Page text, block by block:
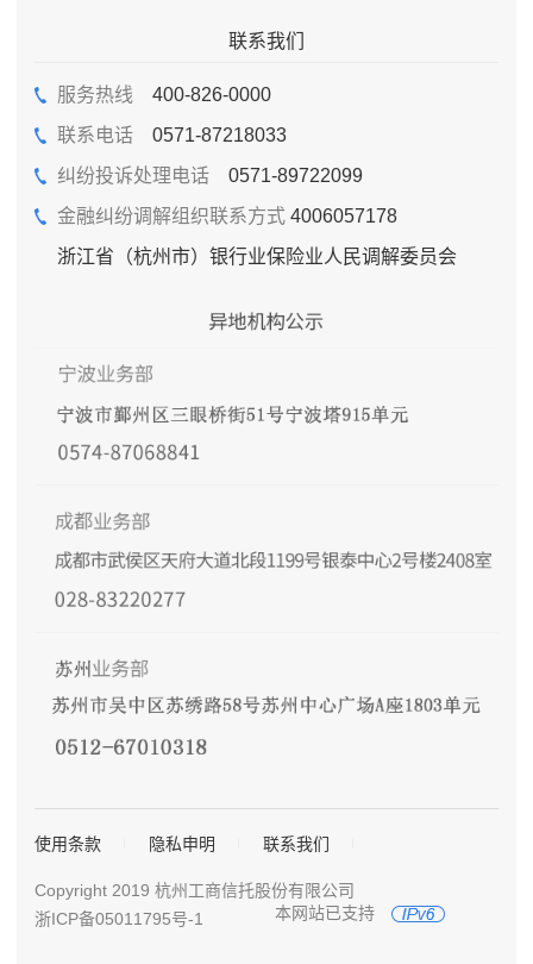
联系我们
服务热线 400-826-0000
联系电话0571-87218033
纠纷投诉处理电话0571-89722099
金融纠纷调解组织联系方式4006057178
浙江省（杭州市）银行业保险业人民调解委员会
使用条款 隐私申明 联系我们
Copyright 2019 杭州工商信托股份有限公司
浙ICP备05011795号-1
本网站已支持